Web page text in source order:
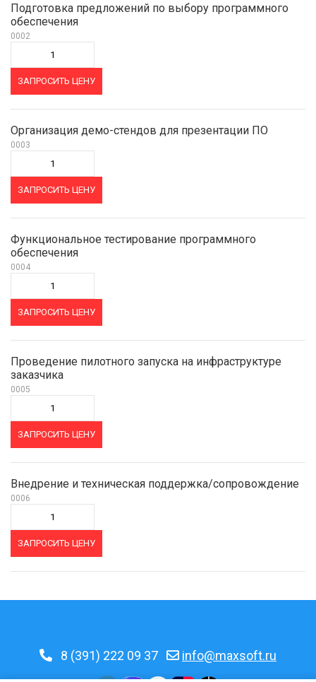
Подготовка предложений по выбору программного
обеспечения
0002
ЗАПРОСИТЬ ЦЕНУ
Организация демо-стендов для презентации ПО
0003
ЗАПРОСИТЬ ЦЕНУ
Функциональное тестирование программного
обеспечения
0004
ЗАПРОСИТЬ ЦЕНУ
Проведение пилотного запуска на инфраструктуре
заказчика
0005
ЗАПРОСИТЬ ЦЕНУ
Внедрение и техническая поддержка/сопровождение
0006
ЗАПРОСИТЬ ЦЕНУ
8 (391) 222 09 37 info@maxsoft.ru